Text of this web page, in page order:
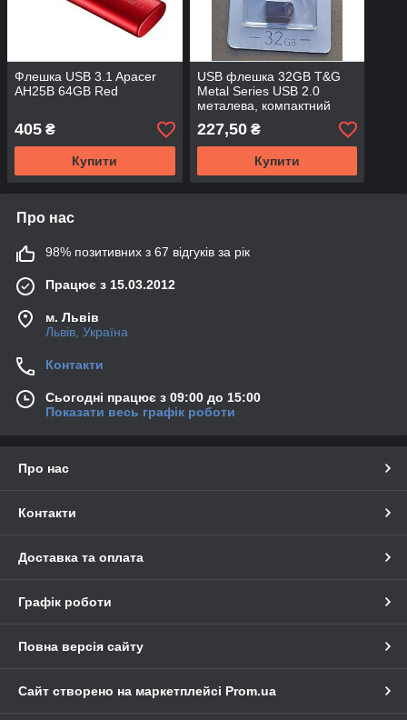
Флешка USB 3.1 Apacer
AH25B 64GB Red
405 ₴
Купити
USB флешка 32GB T&G
Metal Series USB 2.0
металева, компактний
флеш накопичувач 32 ГБ
227,50₴
Купити
Про нас
98% позитивних з 67 відгуків за рік
Працює з 15.03.2012
м. Львів
Львів, Україна
Контакти
Сьогодні працює з 09:00 до 15:00
Показати весь графік роботи
Про нас
Контакти
Доставка та оплата
Графік роботи
Повна версія сайту
Сайт створено на маркетплейсі Prom.ua